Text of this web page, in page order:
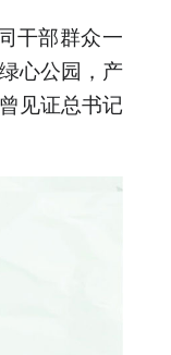
干部群众一
心公园，产
见证总书记